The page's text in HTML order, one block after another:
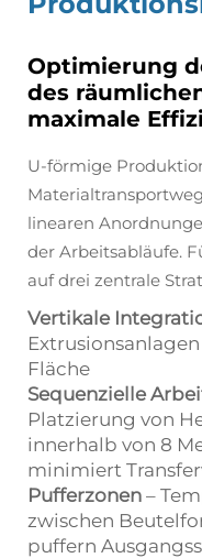
Optimierung
des
maximale
U-förmige
linearen
der Arbeitsabläufe.
auf drei zentrale
Vertikale
Fläche
Sequenzielle
Platzierung von
innerhalb von 8
minimiert
Pufferzonen –
zwischen
puffern